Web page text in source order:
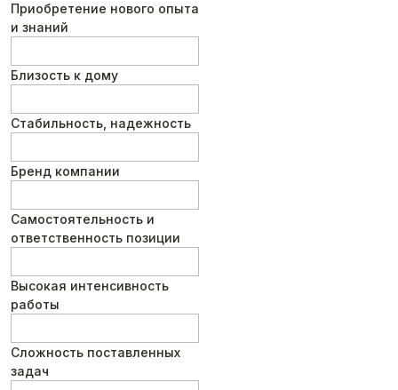
Приобретение нового опыта
и знаний
Близость к дому
Стабильность, надежность
Бренд компании
Самостоятельность и
ответственность позиции
Высокая интенсивность
работы
Сложность поставленных
задач